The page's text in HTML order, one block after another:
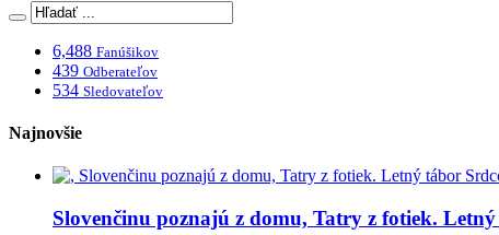
6,488 Fanúšikov
439 Odberateľov
534 Sledovateľov
Najnovšie
Slovenčinu poznajú z domu, Tatry z fotiek.